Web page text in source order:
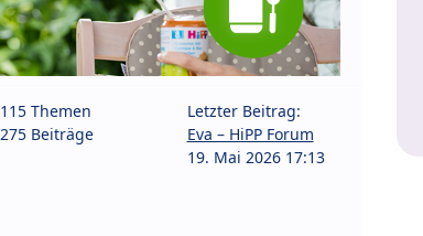
115 Themen
275 Beiträge
Letzter Beitrag:
Eva – HiPP Forum
19. Mai 2026 17:13